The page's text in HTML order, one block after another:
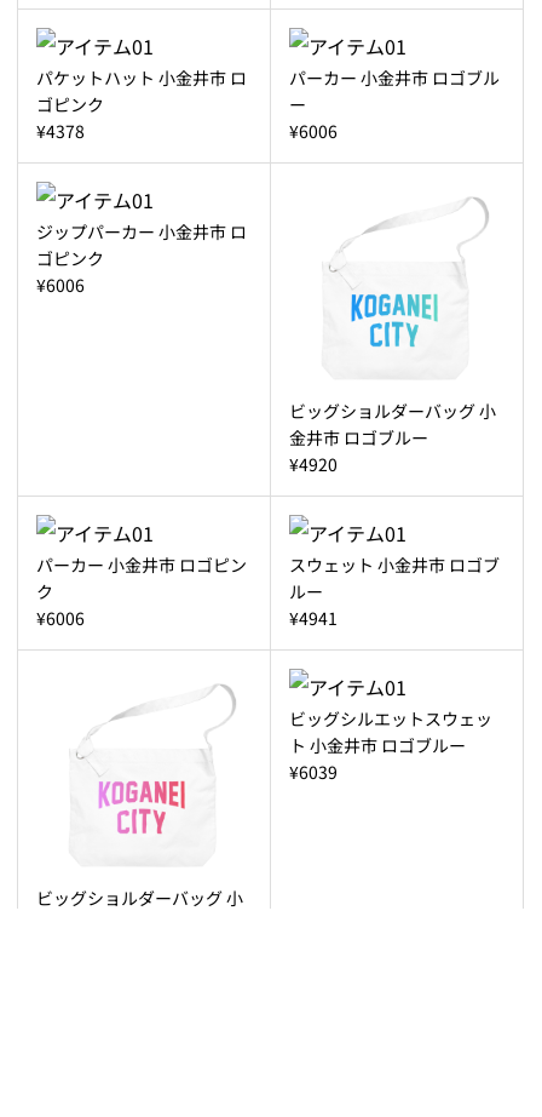
パケットハット 小金井市 ロ
ゴピンク
¥4378
パーカー 小金井市 ロゴブル
ー
¥6006
ジップパーカー 小金井市 ロ
ゴピンク
¥6006
ビッグショルダーバッグ 小
金井市 ロゴブルー
¥4920
パーカー 小金井市 ロゴピン
ク
¥6006
スウェット 小金井市 ロゴブ
ルー
¥4941
ビッグショルダーバッグ 小
ビッグシルエットスウェッ
ト 小金井市 ロゴブルー
¥6039